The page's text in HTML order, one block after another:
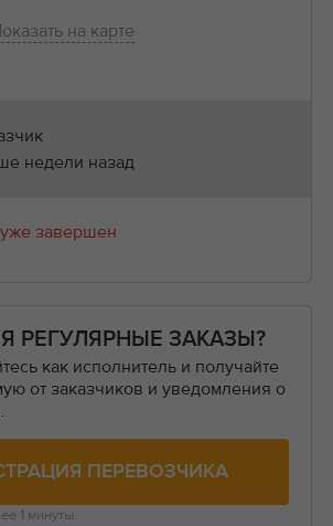
на карте
недели назад
завершен
РЕГУЛЯРНЫЕ ЗАКАЗЫ?
как исполнитель и получайте
от заказчиков и уведомления о
ПЕРЕВОЗЧИКА
1 минуты.